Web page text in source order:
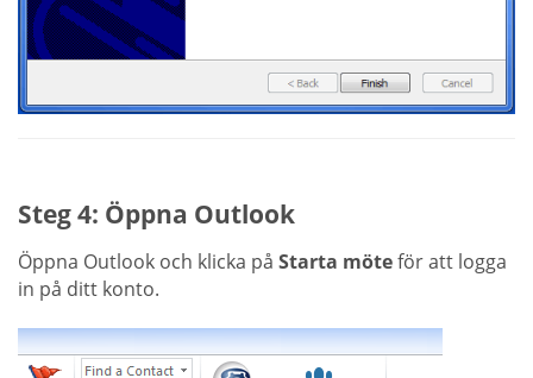
Steg 4: Öppna Outlook
Öppna Outlook och klicka på Starta möteför att logga
in på ditt konto.